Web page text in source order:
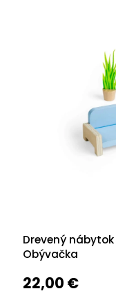
Drevený
Obývačka
22,00 €